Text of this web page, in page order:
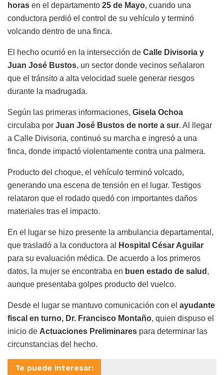
horas en el departamento 25 de Mayo, cuando una
conductora perdió el control de su vehículo y terminó
volcando dentro de una finca.
El hecho ocurrió en la intersección de Calle Divisoria y
Juan José Bustos, un sector donde vecinos señalaron
que el tránsito a alta velocidad suele generar riesgos
durante la madrugada.
Según las primeras informaciones, Gisela Ochoa
circulaba por Juan José Bustos de norte a sur. Al llegar
a Calle Divisoria, continuó su marcha e ingresó a una
finca, donde impactó violentamente contra una palmera.
Producto del choque, el vehículo terminó volcado,
generando una escena de tensión en el lugar. Testigos
relataron que el rodado quedó con importantes daños
materiales tras el impacto.
En el lugar se hizo presente la ambulancia departamental,
que trasladó a la conductora al
Hospital César Aguilar
para su evaluación médica. De acuerdo a los primeros
datos, la mujer se encontraba en buen estado de salud ,
aunque presentaba golpes producto del vuelco.
Desde el lugar se mantuvo comunicación con el ayudante
fiscal en turno, Dr. Francisco Montaño, quien dispuso el
inicio de Actuaciones Preliminares para determinar las
circunstancias del hecho.
Te puede interesar: